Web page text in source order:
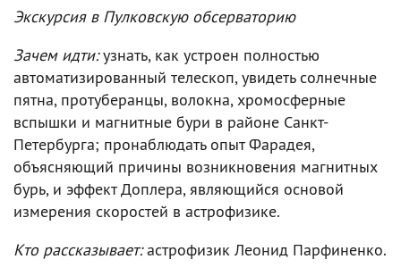
Экскурсия в Пулковскую обсерваторию
Зачем идти:узнать, как устроен полностью
автоматизированный телескоп, увидеть солнечные
пятна, протуберанцы, волокна, хромосферные
вспышки и магнитные бури в районе Санкт-
Петербурга; пронаблюдать опыт Фарадея,
объясняющий причины возникновения магнитных
бурь, и эффект Доплера, являющийся основой
измерения скоростей в астрофизике.
Кто рассказывает:астрофизик Леонид Парфиненко.